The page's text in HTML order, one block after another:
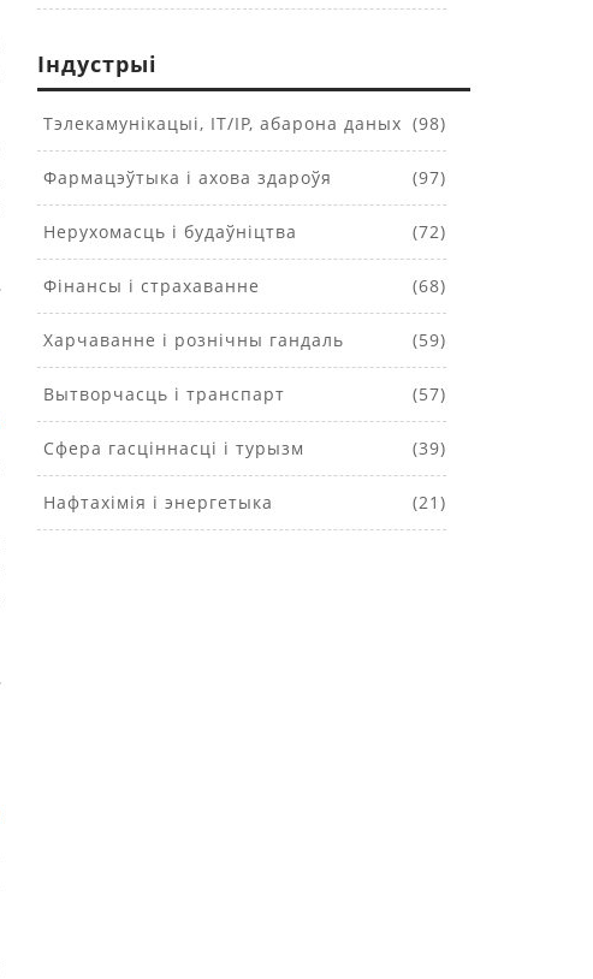
Індустрыі
Тэлекамунікацыі, IT/IP, абарона даных (98)
Фармацэўтыка і ахова здароўя (97)
Нерухомасць і будаўніцтва (72)
Фінансы і страхаванне (68)
Харчаванне і рознічны гандаль (59)
Вытворчасць і транспарт (57)
Сфера гасціннасці і турызм (39)
Нафтахімія і энергетыка (21)